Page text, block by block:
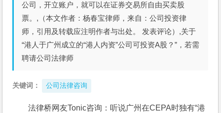
公司，开立账户，就可以在证券交易所自由买卖股
票。,（本文作者：杨春宝律师，来自：公司投资律
师，引用及转载应注明作者与出处。 发表评论）,关于
“港人于广州成立的“港人内资”公司可投资A股？”，若需
聘请公司法律师
关键词： 公司法律咨询
法律桥网友Tonic咨询：听说广州在CEPA时独有“港